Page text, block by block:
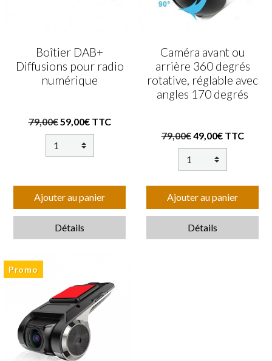
Boîtier DAB+
Diffusions pour radio
numérique
79,00€59,00€ TTC
Ajouter au panier
Détails
Caméra avant ou
arrière 360 degrés
rotative, réglable avec
angles 170 degrés
79,00€49,00€ TTC
Ajouter au panier
Détails
Promo